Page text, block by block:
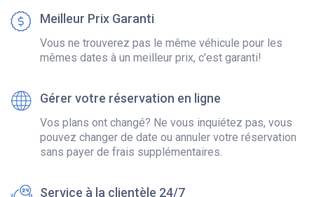
Meilleur Prix Garanti
Vous ne trouverez pas le même véhicule pour les
mêmes dates à un meilleur prix, c'est garanti!
Gérer votre réservation en ligne
Vos plans ont changé? Ne vous inquiétez pas, vous
pouvez changer de date ou annuler votre réservation
sans payer de frais supplémentaires.
Service à la clientèle 24/7